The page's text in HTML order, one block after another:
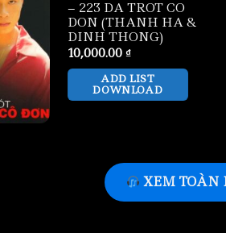
– 223 DA TROT CO
DON (THANH HA &
DINH THONG)
10,000.00 ₫
ADD LIST
DOWNLOAD
XEM TOÀN